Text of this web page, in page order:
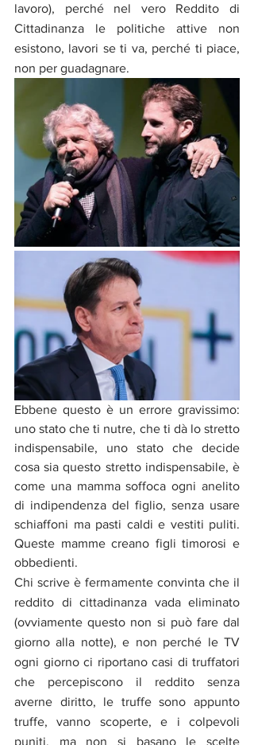
lavoro), perché nel vero Reddito di
Cittadinanza le politiche attive non
esistono, lavori se ti va, perché ti piace,
non per guadagnare.
Ebbene questo è un errore gravissimo:
uno stato che ti nutre, che ti dà lo stretto
indispensabile, uno stato che decide
cosa sia questo stretto indispensabile, è
come una mamma soffoca ogni anelito
di indipendenza del figlio, senza usare
schiaffoni ma pasti caldi e vestiti puliti.
Queste mamme creano figli timorosi e
obbedienti.
Chi scrive è fermamente convinta che il
reddito di cittadinanza vada eliminato
(ovviamente questo non si può fare dal
giorno alla notte), e non perché le TV
ogni giorno ci riportano casi di truffatori
che percepiscono il reddito senza
averne diritto, le truffe sono appunto
truffe, vanno scoperte, e i colpevoli
puniti, ma non si basano le scelte